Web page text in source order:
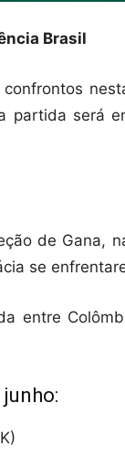
Brasil
partida será
de Gana,
se
entre